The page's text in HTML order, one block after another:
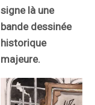
signe là une
bande dessinée
historique
majeure.